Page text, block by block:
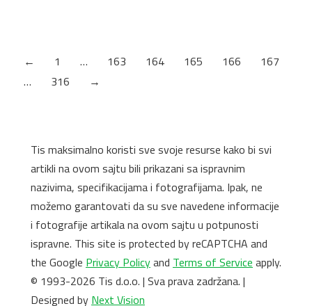
←
1 … 163 164 165 166
167
…
316 →
Tis maksimalno koristi sve svoje resurse kako bi svi
artikli na ovom sajtu bili prikazani sa ispravnim
nazivima, specifikacijama i fotografijama. Ipak, ne
možemo garantovati da su sve navedene informacije
i fotografije artikala na ovom sajtu u potpunosti
ispravne. This site is protected by reCAPTCHA and
the Google Privacy Policyand Terms of Service apply.
© 1993-2026 Tis d.o.o. | Sva prava zadržana. |
Designed by Next Vision